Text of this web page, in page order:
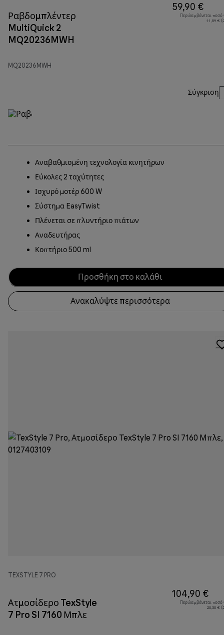
Ραβδομπλέντερ
MultiQuick 2
MQ20236MWH
MQ20236MWH
59,90 €
Περιλαμβάνεται
11,59 €
Σύγκριση
Αναβαθμισμένη τεχνολογία κινητήρων
Εύκολες 2 ταχύτητες
Ισχυρό μοτέρ 600 W
Σύστημα EasyTwist
Πλένεται σε πλυντήριο πιάτων
Αναδευτήρας
Κοπτήριο 500 ml
Προσθήκη στο καλάθι
Ανακαλύψτε περισσότερα
TEXSTYLE 7 PRO
Ατμοσίδερο TexStyle
7 Pro SI 7160 Μπλε
104,90 €
Περιλαμβάνεται
20,30 €